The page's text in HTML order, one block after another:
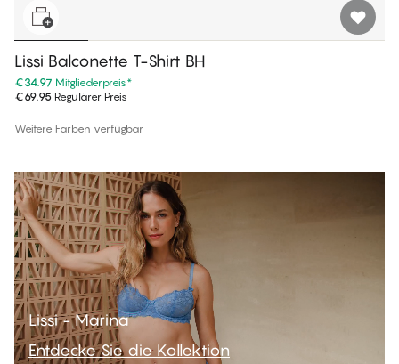
Lissi Balconette T-Shirt BH
€34.97 Mitgliederpreis*
€69.95 Regulärer Preis
Weitere Farben verfügbar
Lissi - Marina
Entdecke Sie die Kollektion